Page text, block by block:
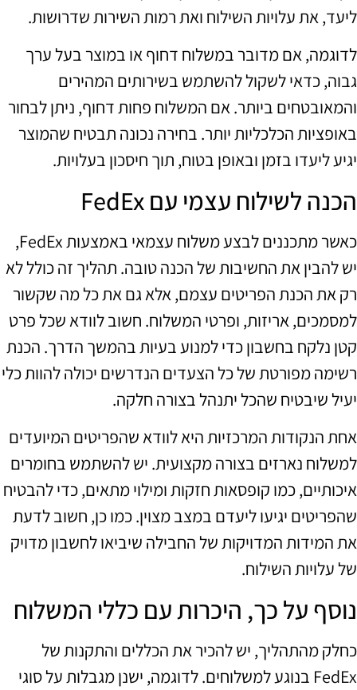
ליעד, את עלויות השילוח ואת רמות השירות שדרושות.
לדוגמה, אם מדובר במשלוח דחוף או במוצר בעל ערך
גבוה, כדאי לשקול להשתמש בשירותים המהירים
והמאובטחים ביותר. אם המשלוח פחות דחוף, ניתן לבחור
באופציות הכלכליות יותר. בחירה נכונה תבטיח שהמוצר
יגיע ליעדו בזמן ובאופן בטוח, תוך חיסכון בעלויות.
הכנה לשילוח עצמי עם FedEx
כאשר מתכננים לבצע משלוח עצמאי באמצעות FedEx,
יש להבין את החשיבות של הכנה טובה. תהליך זה כולל לא
רק את הכנת הפריטים עצמם, אלא גם את כל מה שקשור
למסמכים, אריזות, ופרטי המשלוח. חשוב לוודא שכל פרט
קטן נלקח בחשבון כדי למנוע בעיות בהמשך הדרך. הכנת
רשימה מפורטת של כל הצעדים הנדרשים יכולה להוות כלי
יעיל שיבטיח שהכל יתנהל בצורה חלקה.
אחת הנקודות המרכזיות היא לוודא שהפריטים המיועדים
למשלוח נארזים בצורה מקצועית. יש להשתמש בחומרים
איכותיים, כמו קופסאות חזקות ומילוי מתאים, כדי להבטיח
שהפריטים יגיעו ליעדם במצב מצוין. כמו כן, חשוב לדעת
את המידות המדויקות של החבילה שיביאו לחשבון מדויק
של עלויות השילוח.
נוסף על כך, היכרות עם כללי המשלוח
כחלק מהתהליך, יש להכיר את הכללים והתקנות של
FedEx בנוגע למשלוחים. לדוגמה, ישנן מגבלות על סוגי